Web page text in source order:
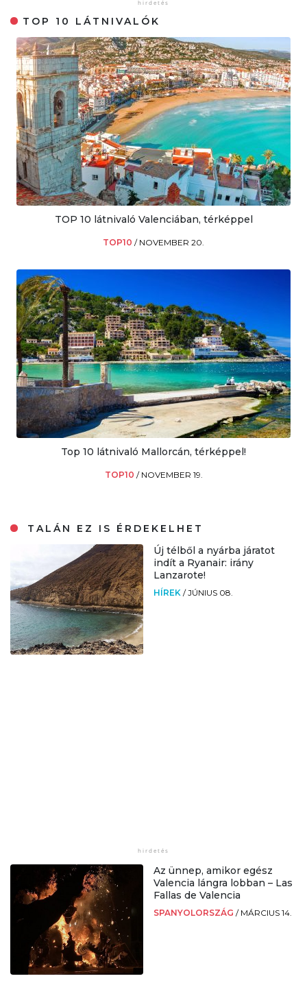
TOP 10 LÁTNIVALÓK
TOP 10 látnivaló Valenciában, térképpel
TOP10 / NOVEMBER 20.
Top 10 látnivaló Mallorcán, térképpel!
TOP10 / NOVEMBER 19.
TALÁN EZ IS ÉRDEKELHET
Új télből a nyárba járatot
indít a Ryanair: irány
Lanzarote!
HÍREK /JÚNIUS 08.
Az ünnep, amikor egész
Valencia lángra lobban – Las
Fallas de Valencia
SPANYOLORSZÁG / MÁRCIUS 14.